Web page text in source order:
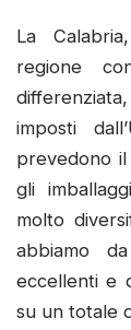
La
regione
imposti
prevedono
gli
molto
abbiamo
eccellenti e
su un totale